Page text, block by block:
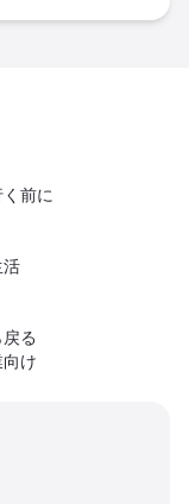
前に
活
る
け